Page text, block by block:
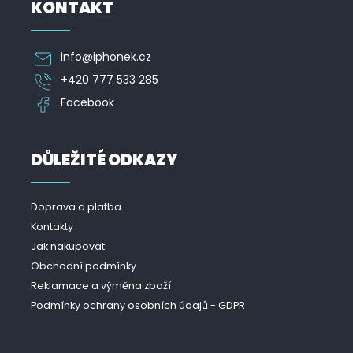
KONTAKT
info@iphonek.cz
+420 777 533 285
Facebook
DŮLEŽITÉ ODKAZY
Doprava a platba
Kontakty
Jak nakupovat
Obchodní podmínky
Reklamace a výměna zboží
Podmínky ochrany osobních údajů - GDPR